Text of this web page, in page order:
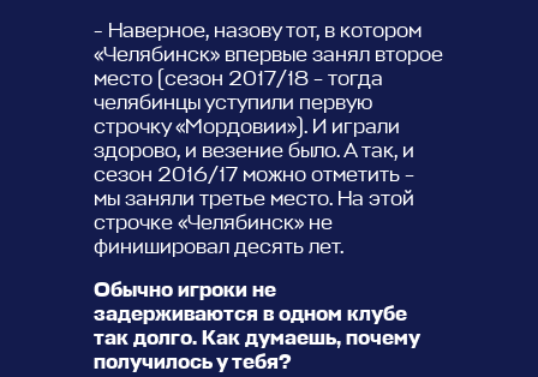
- Наверное, назову тот, в котором
«Челябинск» впервые занял второе
место (сезон 2017/18 – тогда
челябинцы уступили первую
строчку «Мордовии»). И играли
здорово, и везение было. А так, и
сезон 2016/17 можно отметить –
мы заняли третье место. На этой
строчке «Челябинск» не
финишировал десять лет.
Обычно игроки не
задерживаются в одном клубе
так долго. Как думаешь, почему
получилось у тебя?